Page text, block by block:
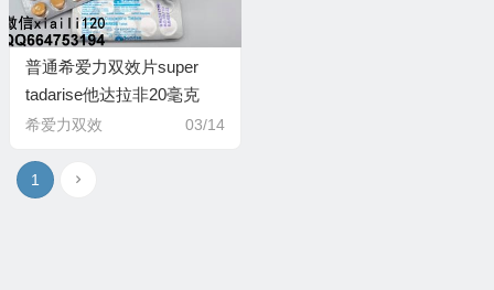
普通希爱力双效片super
tadarise他达拉非20毫克
+必利劲60毫克sunrise日出
希爱力双效 03/14
1